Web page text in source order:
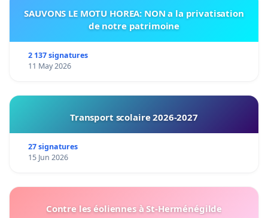
SAUVONS LE MOTU HOREA: NON a la privatisation
de notre patrimoine
2 137 signatures
11 May 2026
Transport scolaire 2026-2027
27 signatures
15 Jun 2026
Contre les éoliennes à St-Herménégilde